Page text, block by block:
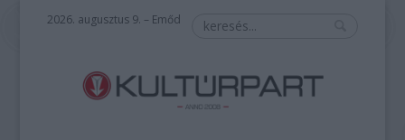
2026. augusztus 9. – Emőd